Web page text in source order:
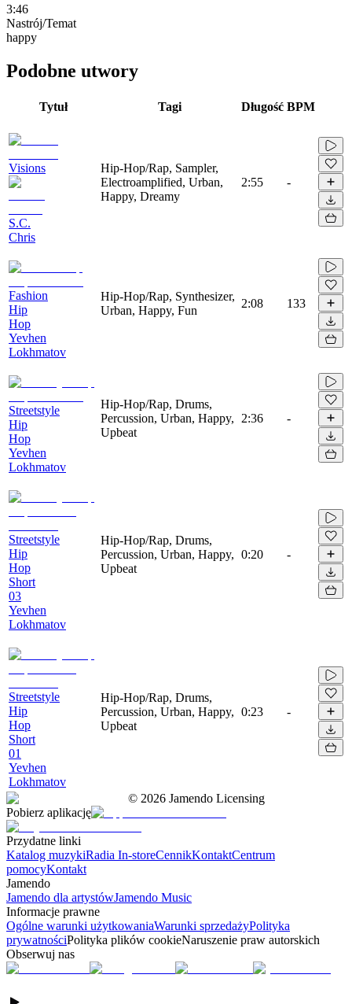
3:46
Nastrój/Temat
happy
Podobne utwory
Tytuł Tagi Długość BPM
Visions
S.C.
Chris
Hip-Hop/Rap, Sampler,
Electroamplified, Urban,
Happy, Dreamy
2:55 -
Fashion
Hip
Hop
Yevhen
Lokhmatov
Hip-Hop/Rap, Synthesizer,
Urban, Happy, Fun
2:08 133
Streetstyle
Hip
Hop
Yevhen
Lokhmatov
Hip-Hop/Rap, Drums,
Percussion, Urban, Happy,
Upbeat
2:36 -
Streetstyle
Hip
Hop
Short
03
Yevhen
Lokhmatov
Hip-Hop/Rap, Drums,
Percussion, Urban, Happy,
Upbeat
0:20 -
Streetstyle
Hip
Hop
Short
01
Yevhen
Lokhmatov
Hip-Hop/Rap, Drums,
Percussion, Urban, Happy,
Upbeat
0:23 -
© 2026 Jamendo Licensing
Pobierz aplikację
Przydatne linki
Katalog muzykiRadia In-storeCennikKontaktCentrum
pomocyKontakt
Jamendo
Jamendo dla artystówJamendo Music
Informacje prawne
Ogólne warunki użytkowaniaWarunki sprzedażyPolityka
prywatnościPolityka plików cookieNaruszenie praw autorskich
Obserwuj nas